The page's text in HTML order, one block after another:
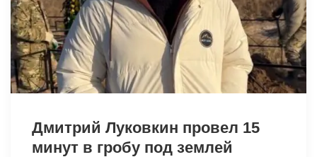
Дмитрий Луковкин провел 15
минут в гробу под землей